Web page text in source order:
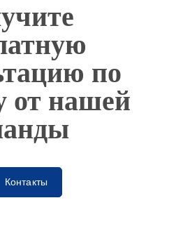
по
от нашей
Контакты